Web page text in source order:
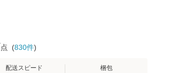
点 (830件)
配送スピード 梱包